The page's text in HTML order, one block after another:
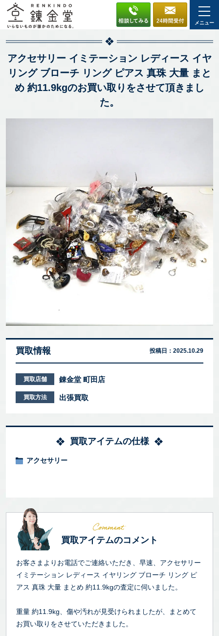
メニュー
アクセサリー イミテーション レディース イヤ
リング ブローチ リング ピアス 真珠 大量 まと
め 約11.9kgのお買い取りをさせて頂きまし
た。
買取情報 投稿日： 2025.10.29
買取店舗 錬金堂 町田店
買取方法 出張買取
買取アイテムの仕様
アクセサリー
買取アイテムのコメント
お客さまよりお電話でご連絡いただき、早速、アクセサリー
イミテーション レディース イヤリング ブローチ リング ピ
アス 真珠 大量 まとめ 約11.9kgの査定に伺いました。
重量 約11.9kg、傷や汚れが見受けられましたが、まとめて
お買い取りをさせていただきました。